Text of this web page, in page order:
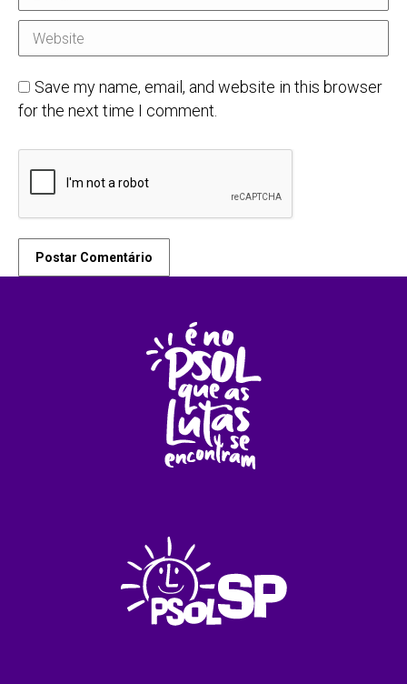
Website
Save my name, email, and website in this browser
for the next time I comment.
Postar Comentário